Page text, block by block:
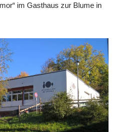
im Gasthaus zur Blume in